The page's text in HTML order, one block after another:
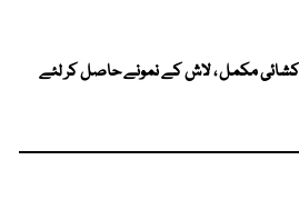
کشائی مکمل ، لاش کے نمونے حاصل کر لئے